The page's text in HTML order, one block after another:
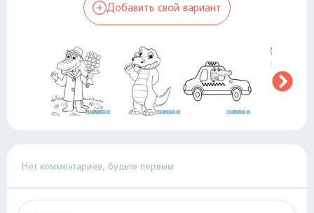
Добавить свой вариант
Нет комментариев, будьте первым